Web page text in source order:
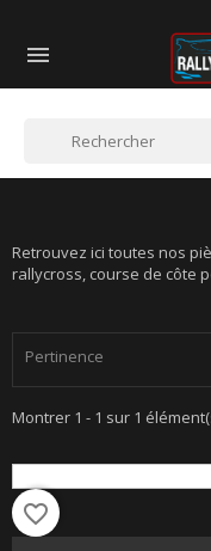

Retrouvez ici toutes nos
rallycross, course de côte
Pertinence
Montrer 1 - 1 sur 1
favorite_border